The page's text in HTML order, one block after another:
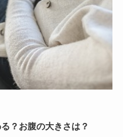
？お腹の大きさは？